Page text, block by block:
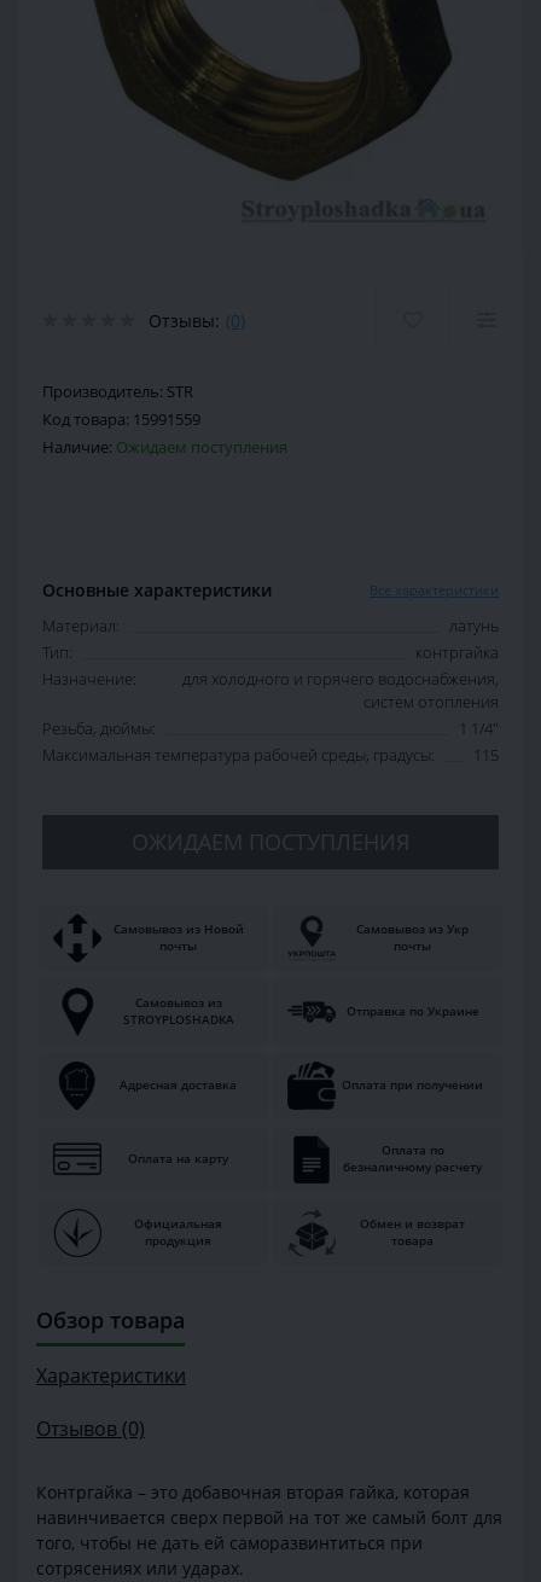
Отзывы: (0)
Производитель: STR
Код товара: 15991559
Наличие: Ожидаем поступления
Основные характеристики Все характеристики
Материал:
латунь
Тип:
контргайка
Назначение:
для холодного и горячего водоснабжения,
систем отопления
Резьба, дюймы:
1 1/4"
Максимальная температура рабочей среды, градусы:
115
ОЖИДАЕМ ПОСТУПЛЕНИЯ
Самовывоз из Новой
почты
Самовывоз из Укр
почты
Самовывоз из
STROYPLOSHADKA
Отправка по Украине
Адресная доставка Оплата при получении
Оплата на карту
Оплата по
безналичному расчету
Официальная
продукция
Обмен и возврат
товара
Обзор товара
Характеристики
Отзывов (0)
Контргайка – это добавочная вторая гайка, которая
навинчивается сверх первой на тот же самый болт для
того, чтобы не дать ей саморазвинтиться при
сотрясениях или ударах.